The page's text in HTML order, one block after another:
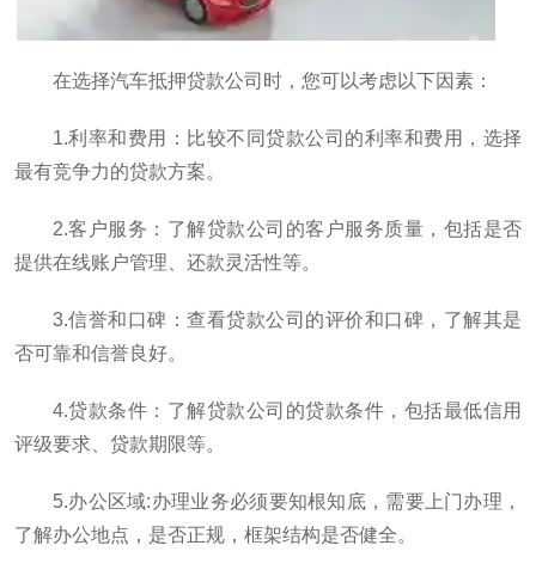
在选择汽车抵押贷款公司时，您可以考虑以下因素：
1.利率和费用：比较不同贷款公司的利率和费用，选择
最有竞争力的贷款方案。
2.客户服务：了解贷款公司的客户服务质量，包括是否
提供在线账户管理、还款灵活性等。
3.信誉和口碑：查看贷款公司的评价和口碑，了解其是
否可靠和信誉良好。
4.贷款条件：了解贷款公司的贷款条件，包括最低信用
评级要求、贷款期限等。
5.办公区域:办理业务必须要知根知底，需要上门办理，
了解办公地点，是否正规，框架结构是否健全。